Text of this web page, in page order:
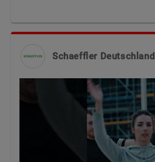
Schaeffler Deutschland